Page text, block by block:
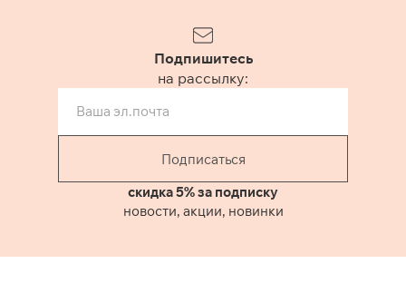
Подпишитесь
на рассылку:
Подписаться
скидка 5% за подписку
новости, акции, новинки